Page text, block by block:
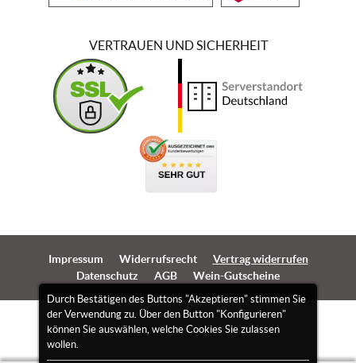
Durch Bestätigen des Buttons "Akzeptieren" stimmen Sie
der Verwendung zu. Über den Button "Konfigurieren"
können Sie auswählen, welche Cookies Sie zulassen
wollen.
VERTRAUEN UND SICHERHEIT
Impressum Widerrufsrecht
Vertrag widerrufen
Datenschutz
AGB Wein-Gutscheine